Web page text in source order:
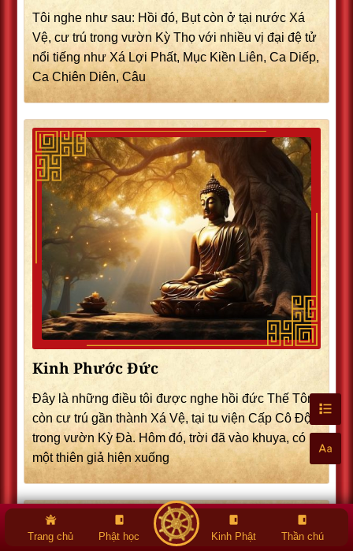
Tôi nghe như sau: Hồi đó, Bụt còn ở tại nước Xá
Vệ, cư trú trong vườn Kỳ Thọ với nhiều vị đại đệ tử
nổi tiếng như Xá Lợi Phất, Mục Kiền Liên, Ca Diếp,
Ca Chiên Diên, Câu
Kinh Phước Đức
Đây là những điều tôi được nghe hồi đức Thế Tôn
còn cư trú gần thành Xá Vệ, tại tu viện Cấp Cô Độc,
trong vườn Kỳ Đà. Hôm đó, trời đã vào khuya, có
một thiên giả hiện xuống
Trang chủ Phật học Kinh Phật Thần chú